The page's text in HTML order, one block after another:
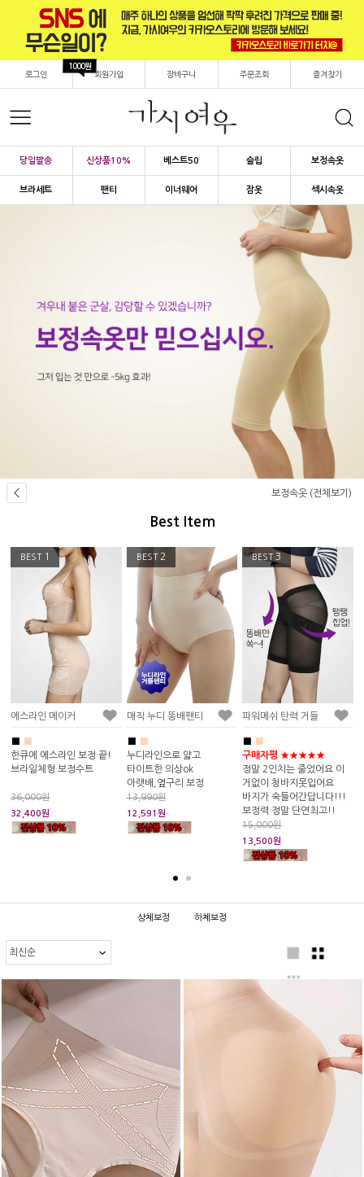
로그인 회원가입
1000원
장바구니 주문조회 즐겨찾기
당일발송 신상품10% 베스트50 슬립 보정속옷
브라세트 팬티 이너웨어 잠옷 섹시속옷
보정속옷 (전체보기)
Best Item
커
인 보정 끝!
정수트
BEST
매직 누디 똥배팬티
누디라인으로 얇고
타이트한 의상ok
아랫배,옆구리 보정
BEST
파워메쉬 탄력 거들
구매자평 ★★★★★
정말 2인치는 줄었어요 이
거없이 청바지못입어요
바지가 숙들어간답니다!!!
보정력 정말 단연최고!!
15,000원
BEST 4
구매자평
똥배같은 뱃살
옆구리를 잡아
노라인 햄처리
까지..
상체보정 하체보정